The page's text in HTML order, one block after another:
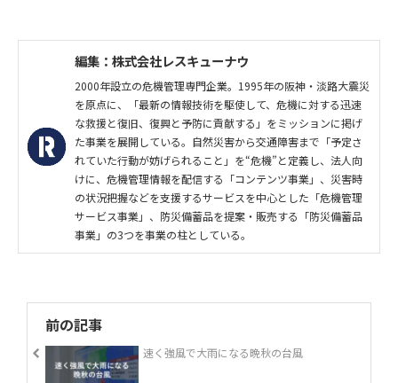
編集：株式会社レスキューナウ
2000年設立の危機管理専門企業。1995年の阪神・淡路大震災
を原点に、「最新の情報技術を駆使して、危機に対する迅速
な救援と復旧、復興と予防に貢献する」をミッションに掲げ
た事業を展開している。自然災害から交通障害まで「予定さ
れていた行動が妨げられること」を“危機”と定義し、法人向
けに、危機管理情報を配信する「コンテンツ事業」、災害時
の状況把握などを支援するサービスを中心とした「危機管理
サービス事業」、防災備蓄品を提案・販売する「防災備蓄品
事業」の3つを事業の柱としている。
前の記事
速く強風で大雨になる晩秋の台風